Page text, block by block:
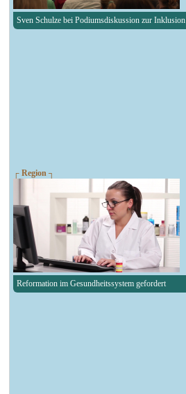
Sven Schulze bei Podiumsdiskussion zur Inklusion
┌ Region ┐
Reformation im Gesundheitssystem gefordert